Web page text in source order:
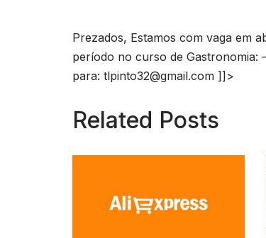
Prezados, Estamos com vaga em
período no curso de Gastronomia:
para: tlpinto32@gmail.com ]]>
Related Posts